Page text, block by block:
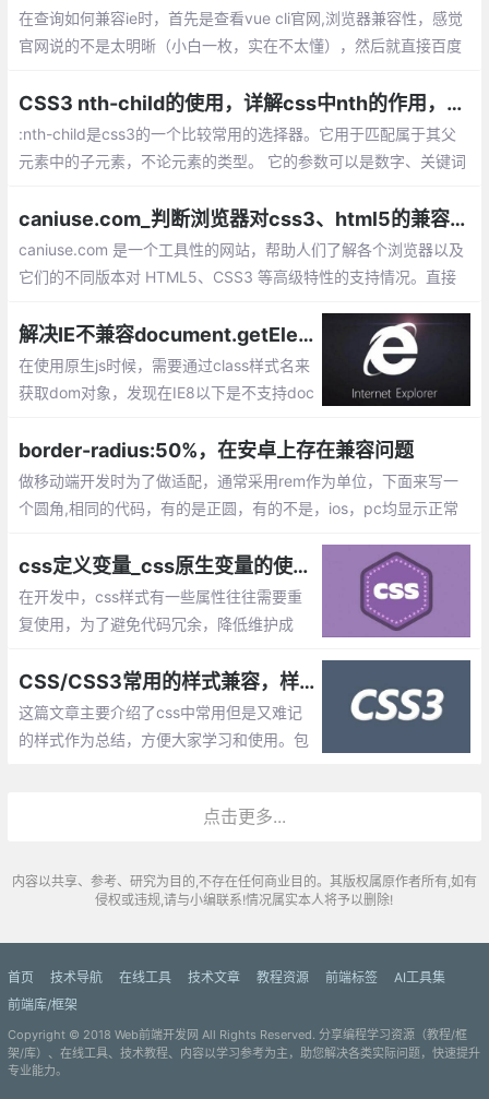
在查询如何兼容ie时，首先是查看vue cli官网,浏览器兼容性，感觉
官网说的不是太明晰（小白一枚，实在不太懂），然后就直接百度
CSS3 nth-child的使用，详解css中nth的作用，以及nth-child的兼容写法
:nth-child是css3的一个比较常用的选择器。它用于匹配属于其父
元素中的子元素，不论元素的类型。 它的参数可以是数字、关键词
caniuse.com_判断浏览器对css3、html5的兼容性测试工具
caniuse.com 是一个工具性的网站，帮助人们了解各个浏览器以及
它们的不同版本对 HTML5、CSS3 等高级特性的支持情况。直接
解决IE不兼容document.getElementByClassName()的实现方法
在使用原生js时候，需要通过class样式名来
获取dom对象，发现在IE8以下是不支持doc
法的。那么我们如何来实现获取classname
的兼容写法呢？
border-radius:50%，在安卓上存在兼容问题
做移动端开发时为了做适配，通常采用rem作为单位，下面来写一
个圆角,相同的代码，有的是正圆，有的不是，ios，pc均显示正常
css定义变量_css原生变量的使用和兼容 附带还有更高性能，文件更高压缩率的好处
在开发中，css样式有一些属性往往需要重
复使用，为了避免代码冗余，降低维护成
ess/Stylus】，随着这些工具的流行，CSS
变量也开始规范制定，目前很多浏览器都已
经支持了
CSS/CSS3常用的样式兼容，样式总结
这篇文章主要介绍了css中常用但是又难记
的样式作为总结，方便大家学习和使用。包
点击更多...
内容以共享、参考、研究为目的,不存在任何商业目的。其版权属原作者所有,如有
侵权或违规,请与小编联系!情况属实本人将予以删除!
首页 技术导航 在线工具 技术文章 教程资源 前端标签
AI工具集
前端库/框架